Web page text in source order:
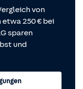
von
250 € bei
sparen
und